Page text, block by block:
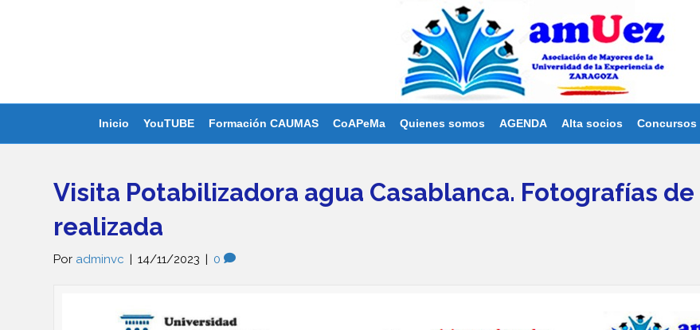
Inicio YouTUBE Formación CAUMAS CoAPeMa Quienes somos AGENDA Alta socios Concursos
Visita Potabilizadora agua Casablanca. Fotografías
realizada
Por adminvc | 14/11/2023 | 0